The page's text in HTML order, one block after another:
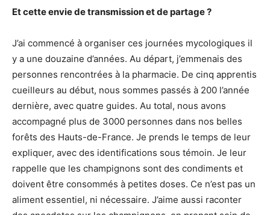
Et cette envie de transmission et de partage ?
J’ai commencé à organiser ces journées mycologiques il
y a une douzaine d’années. Au départ, j’emmenais des
personnes rencontrées à la pharmacie. De cinq apprentis
cueilleurs au début, nous sommes passés à 200 l’année
dernière, avec quatre guides. Au total, nous avons
accompagné plus de 3000 personnes dans nos belles
forêts des Hauts-de-France. Je prends le temps de leur
expliquer, avec des identifications sous témoin. Je leur
rappelle que les champignons sont des condiments et
doivent être consommés à petites doses. Ce n’est pas un
aliment essentiel, ni nécessaire. J’aime aussi raconter